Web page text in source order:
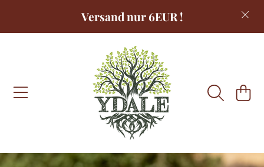
DIREKT ZUM INHALTVersand nur 6EUR !